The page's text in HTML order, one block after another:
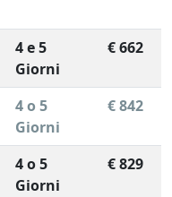
4 e 5
Giorni
€ 662
4 o 5
Giorni
€ 842
4 o 5
Giorni
€ 829